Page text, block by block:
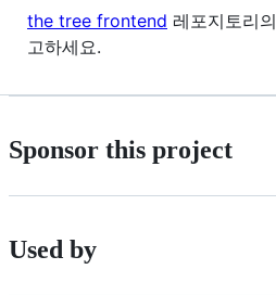
the tree frontend 레포지토리의
고하세요.
Sponsor this project
Used by